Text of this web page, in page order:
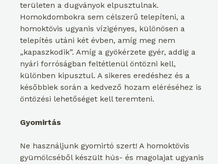
területen a dugványok elpusztulnak.
Homokdombokra sem célszerű telepíteni, a
homoktövis ugyanis vízigényes, különösen a
telepítés utáni két évben, amíg meg nem
„kapaszkodik”. Amíg a gyökérzete gyér, addig a
nyári forróságban feltétlenül öntözni kell,
különben kipusztul. A sikeres eredéshez és a
későbbiek során a kedvező hozam eléréséhez is
öntözési lehetőséget kell teremteni.
Gyomirtás
Ne használjunk gyomirtó szert! A homoktövis
gyümölcséből készült hús- és magolajat ugyanis